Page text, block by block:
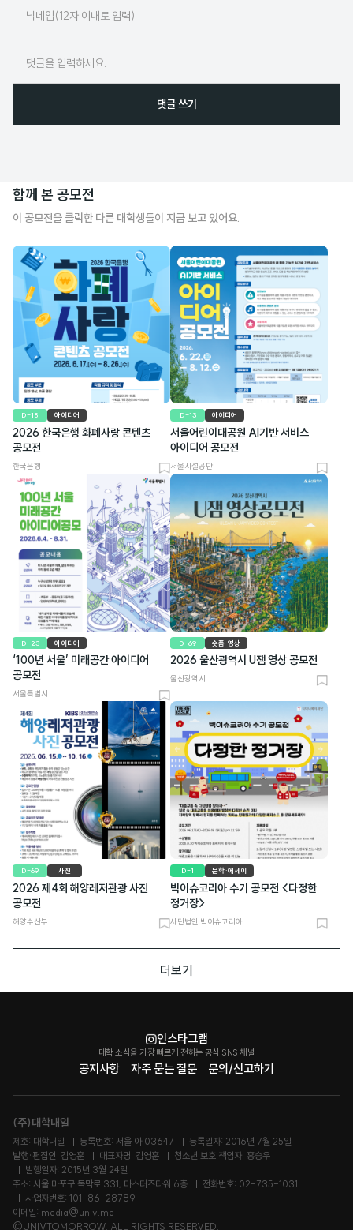
임
댓글 쓰기
함께 본 공모전
이 공모전을 클릭한 다른 대학생들이 지금 보고 있어요.
D-18 아이디어
2026 한국은행 화폐사랑 콘텐츠
공모전
한국은행
북
마
크
D-13 아이디어
서울어린이대공원 AI기반 서비스
아이디어 공모전
서울시설공단
북
마
크
D-23 아이디어
‘100년 서울’ 미래공간 아이디어
공모전
서울특별시
북
마
크
D-69 숏폼·영상
2026 울산광역시 U잼 영상 공모전
울산광역시
북
마
크
D-69 사진
2026 제4회 해양레저관광 사진
공모전
해양수산부
북
크
D-1 문학·에세이
빅이슈코리아 수기 공모전 <다정한
정거장>
사단법인 빅이슈코리아
북
더보기
공지사항 자주 묻는 질문 문의/신고하기
인스타그램
대학 소식을 가장 빠르게 전하는 공식 SNS 채널
(주)대학내일
제호: 대학내일 등록번호: 서울 아 03647
등록일자: 2016년 7월 25일
발행·편집인: 김영훈
대표자명: 김영훈
청소년 보호 책임자: 홍승우
발행일자: 2015년 3월 24일
주소: 서울 마포구 독막로 331, 마스터즈타워 6층
전화번호: 02-735-1031
사업자번호: 101-86-28789
이메일: media@univ.me
©UNIVTOMORROW. ALL RIGHTS RESERVED.